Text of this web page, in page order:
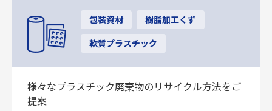
包装資材 樹脂加工くず
軟質プラスチック
様々なプラスチック廃棄物のリサイクル方法をご
提案